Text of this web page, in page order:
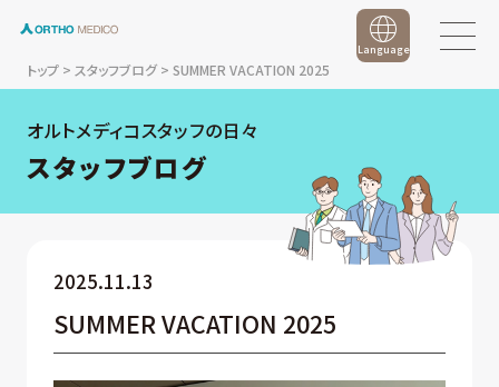
トップ> スタッフブログ> SUMMER VACATION 2025
Language
オルトメディコスタッフの日々
スタッフブログ
2025.11.13
SUMMER VACATION 2025